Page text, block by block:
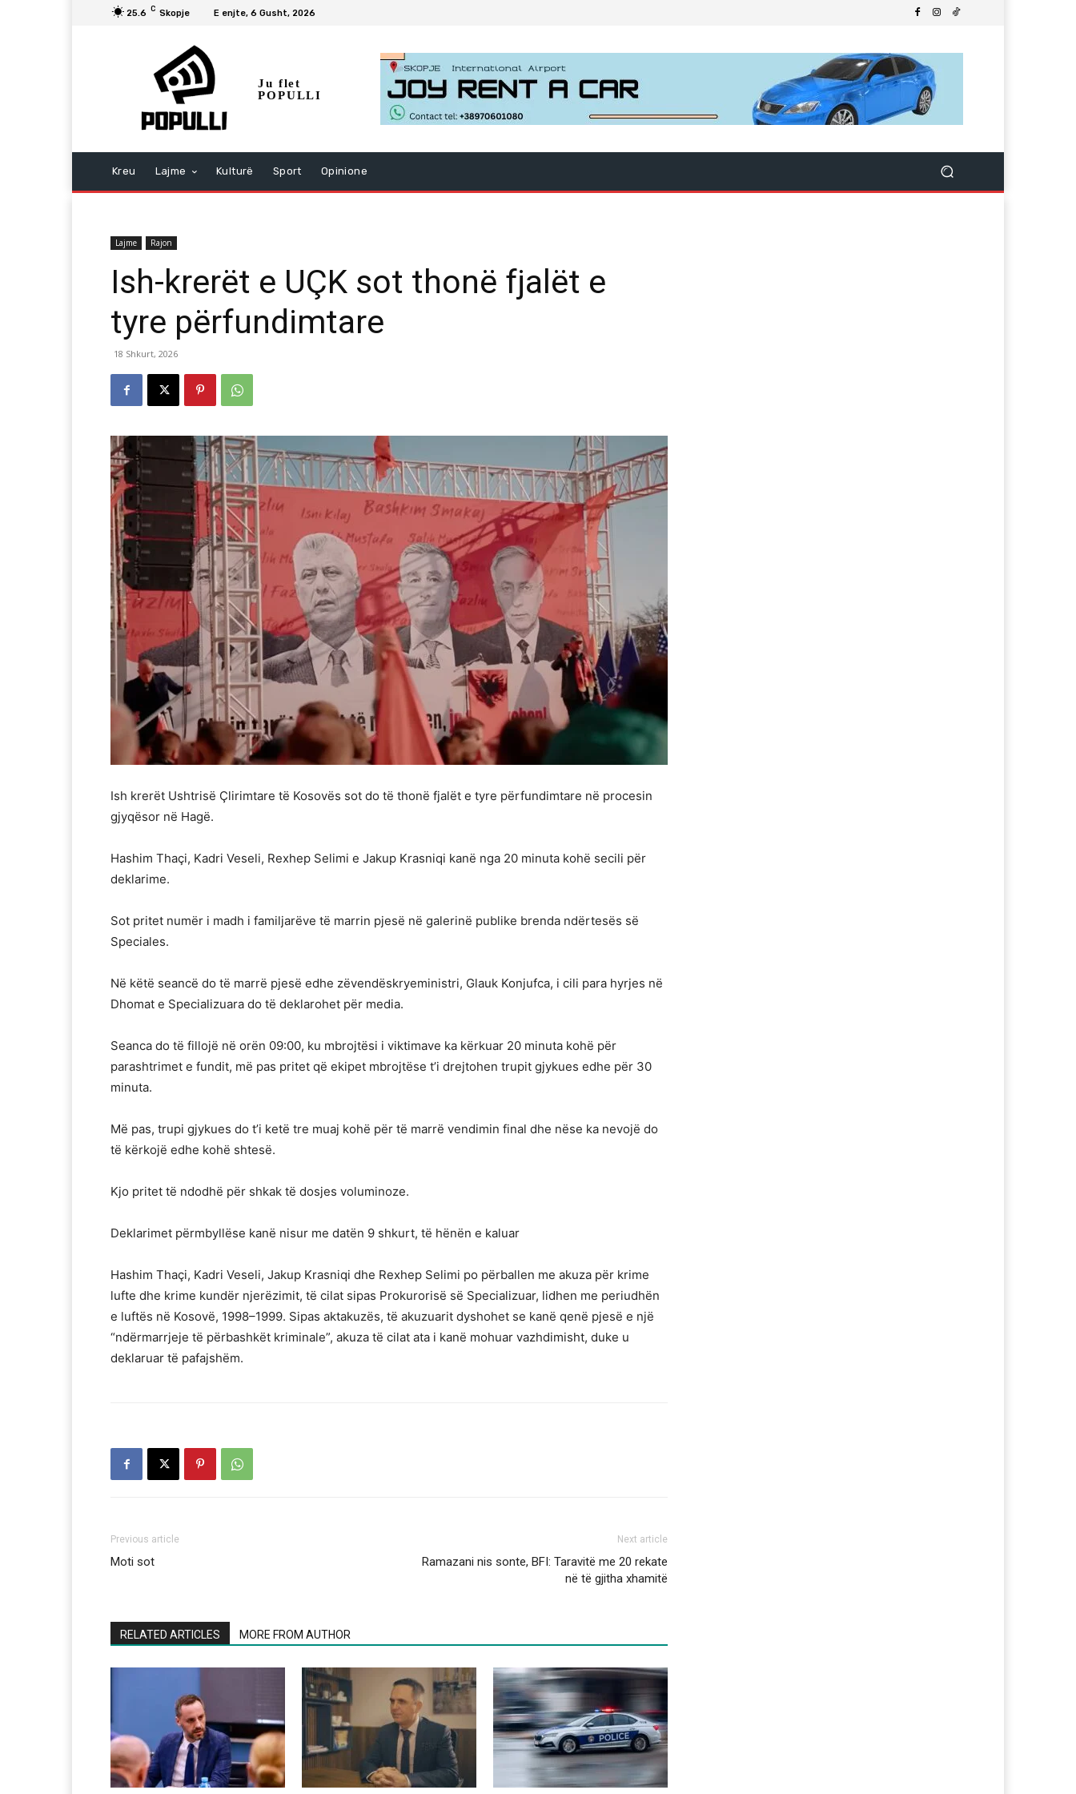
25.6 C Skopje E enjte, 6 Gusht, 2026
Ju flet
POPULLI
Kreu Lajme Kulturë Sport Opinione
Lajme Rajon
Ish-krerët e UÇK sot thonë fjalët e
tyre përfundimtare
18 Shkurt, 2026
Ish krerët Ushtrisë Çlirimtare të Kosovës sot do të thonë fjalët e tyre përfundimtare në procesin
gjyqësor në Hagë.
Hashim Thaçi, Kadri Veseli, Rexhep Selimi e Jakup Krasniqi kanë nga 20 minuta kohë secili për
deklarime.
Sot pritet numër i madh i familjarëve të marrin pjesë në galerinë publike brenda ndërtesës së
Speciales.
Në këtë seancë do të marrë pjesë edhe zëvendëskryeministri, Glauk Konjufca, i cili para hyrjes në
Dhomat e Specializuara do të deklarohet për media.
Seanca do të fillojë në orën 09:00, ku mbrojtësi i viktimave ka kërkuar 20 minuta kohë për
parashtrimet e fundit, më pas pritet që ekipet mbrojtëse t’i drejtohen trupit gjykues edhe për 30
minuta.
Më pas, trupi gjykues do t’i ketë tre muaj kohë për të marrë vendimin final dhe nëse ka nevojë do
të kërkojë edhe kohë shtesë.
Kjo pritet të ndodhë për shkak të dosjes voluminoze.
Deklarimet përmbyllëse kanë nisur me datën 9 shkurt, të hënën e kaluar
Hashim Thaçi, Kadri Veseli, Jakup Krasniqi dhe Rexhep Selimi po përballen me akuza për krime
lufte dhe krime kundër njerëzimit, të cilat sipas Prokurorisë së Specializuar, lidhen me periudhën
e luftës në Kosovë, 1998–1999. Sipas aktakuzës, të akuzuarit dyshohet se kanë qenë pjesë e një
“ndërmarrjeje të përbashkët kriminale”, akuza të cilat ata i kanë mohuar vazhdimisht, duke u
deklaruar të pafajshëm.
Previous article
Moti sot
Next article
Ramazani nis sonte, BFI: Taravitë me 20 rekate
në të gjitha xhamitë
RELATED ARTICLES MORE FROM AUTHOR